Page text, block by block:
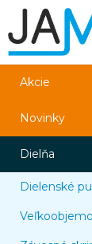
Akcie
Novinky
Dielňa
Dielenské